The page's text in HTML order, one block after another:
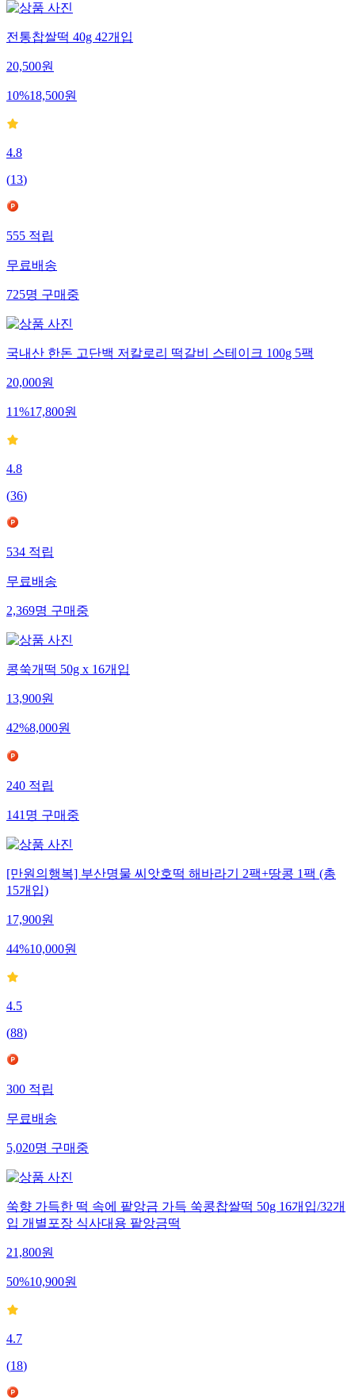
전통찹쌀떡 40g 42개입
20,500원
10%18,500원
4.8
(13)
555적립
무료배송
725명구매중
국내산 한돈 고단백 저칼로리 떡갈비 스테이크 100g 5팩
20,000원
11%17,800원
4.8
(36)
534적립
무료배송
2,369명구매중
콩쑥개떡 50g x 16개입
13,900원
42%8,000원
240적립
141명구매중
[만원의행복] 부산명물 씨앗호떡 해바라기 2팩+땅콩 1팩 (총
15개입)
17,900원
44%10,000원
4.5
(88)
300적립
무료배송
5,020명구매중
쑥향 가득한 떡 속에 팥앙금 가득 쑥콩찹쌀떡 50g 16개입/32개
입 개별포장 식사대용 팥앙금떡
21,800원
50%10,900원
4.7
(18)